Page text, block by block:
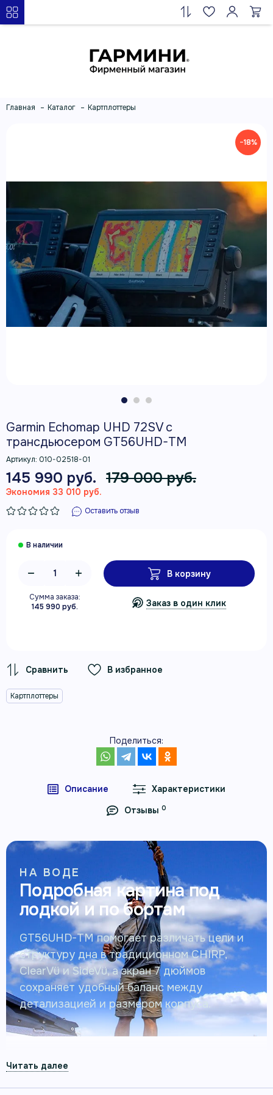
Главная Каталог Картплоттеры
−18%
Garmin Echomap UHD 72SV с
трансдьюсером GT56UHD-TM
Артикул: 010-02518-01
145 990 руб. 179 000 руб.
Экономия 33 010 руб.
Оставить отзыв
Сумма заказа:
145 990 руб.
В корзину
Заказ в один клик
В избранное
Картплоттеры
Поделиться:
Описание
Характеристики
Отзывы 0
НА ВОДЕ
Подробная картина под
лодкой и по бортам
GT56UHD-TM помогает различать цели и
структуру дна в традиционном CHIRP,
ClearVü и SideVü, а экран 7 дюймов
сохраняет удобный баланс между
детализацией и размером корпуса.
7-ДЮЙМОВЫЙ КАРТПЛОТТЕР С ULTRA HIGH-